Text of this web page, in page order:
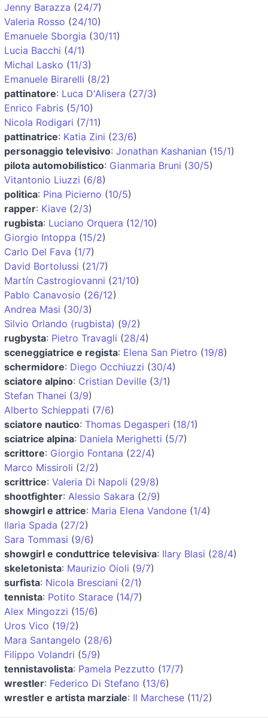
Jenny Barazza (24/7)
Valeria Rosso (24/10)
Emanuele Sborgia (30/11)
Lucia Bacchi (4/1)
Michal Lasko (11/3)
Emanuele Birarelli (8/2)
pattinatore: Luca D'Alisera (27/3)
Enrico Fabris (5/10)
Nicola Rodigari (7/11)
pattinatrice: Katia Zini (23/6)
personaggio televisivo: Jonathan Kashanian (15/1)
pilota automobilistico: Gianmaria Bruni (30/5)
Vitantonio Liuzzi (6/8)
politica: Pina Picierno (10/5)
rapper: Kiave (2/3)
rugbista: Luciano Orquera (12/10)
Giorgio Intoppa (15/2)
Carlo Del Fava (1/7)
David Bortolussi (21/7)
Martín Castrogiovanni (21/10)
Pablo Canavosio (26/12)
Andrea Masi (30/3)
Silvio Orlando (rugbista) (9/2)
rugbysta: Pietro Travagli (28/4)
sceneggiatrice e regista: Elena San Pietro (19/8)
schermidore: Diego Occhiuzzi (30/4)
sciatore alpino: Cristian Deville (3/1)
Stefan Thanei (3/9)
Alberto Schieppati (7/6)
sciatore nautico: Thomas Degasperi (18/1)
sciatrice alpina: Daniela Merighetti (5/7)
scrittore: Giorgio Fontana (22/4)
Marco Missiroli (2/2)
scrittrice: Valeria Di Napoli (29/8)
shootfighter: Alessio Sakara (2/9)
showgirl e attrice: Maria Elena Vandone (1/4)
Ilaria Spada (27/2)
Sara Tommasi (9/6)
showgirl e conduttrice televisiva: Ilary Blasi (28/4)
skeletonista: Maurizio Oioli (9/7)
surfista: Nicola Bresciani (2/1)
tennista: Potito Starace (14/7)
Alex Mingozzi (15/6)
Uros Vico (19/2)
Mara Santangelo (28/6)
Filippo Volandri (5/9)
tennistavolista: Pamela Pezzutto (17/7)
wrestler: Federico Di Stefano (13/6)
wrestler e artista marziale: Il Marchese (11/2)